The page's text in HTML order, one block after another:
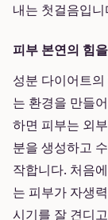
내는 첫걸음입니
피부 본연의 힘
성분 다이어트
는 환경을 만들
하면 피부는 외
분을 생성하고
작합니다. 처음
는 피부가 자생
시기를 잘 견디